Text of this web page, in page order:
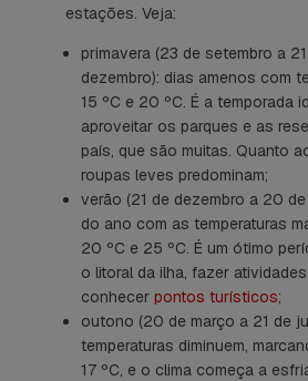
estações. Veja:
primavera (23 de setembro a
dezembro): dias amenos com
15 ºC e 20 ºC. É a temporada
aproveitar os parques e as
país, que são muitas. Quanto
roupas leves predominam;
verão (21 de dezembro a 20
do ano com as temperaturas
20 ºC e 25 ºC. É um ótimo
o litoral da ilha, fazer
conhecer pontos turísticos;
outono (20 de março a 21 de
temperaturas diminuem,
17 ºC, e o clima começa a